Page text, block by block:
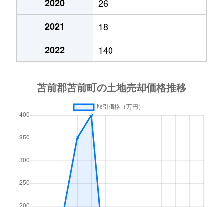
2020
26
2021
18
2022
140